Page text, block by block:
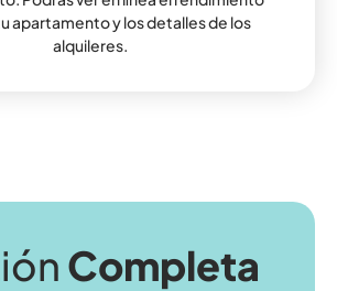
apartamento y los detalles de los
alquileres.
Completa